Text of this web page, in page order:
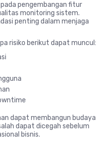
pengembangan fitur
monitoring sistem.
penting dalam menjaga
risiko berikut dapat muncul:
dapat membangun budaya
dapat dicegah sebelum
bisnis.